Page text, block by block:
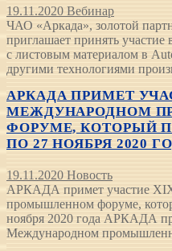
19.11.2020 Вебинар
ЧАО «Аркада», золотой
приглашает принять
с листовым материалом в
другими технологиями
АРКАДА ПРИМЕТ
МЕЖДУНАРОДНОМ
ФОРУМЕ, КОТОРЫЙ
ПО 27 НОЯБРЯ 2020
19.11.2020 Новость
АРКАДА примет участие
промышленном форуме,
ноября 2020 года АРКАДА
Международном